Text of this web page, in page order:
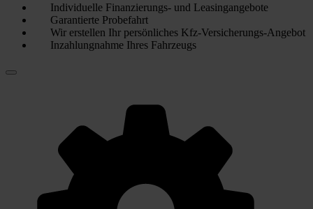
Individuelle Finanzierungs- und Leasingangebote
Garantierte Probefahrt
Wir erstellen Ihr persönliches Kfz-Versicherungs-Angebot
Inzahlungnahme Ihres Fahrzeugs